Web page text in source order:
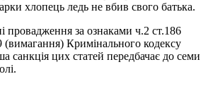
хлопець ледь не вбив свого батька.
провадження за ознаками ч.2 ст.186
(вимагання) Кримінального кодексу
санкція цих статей передбачає до семи